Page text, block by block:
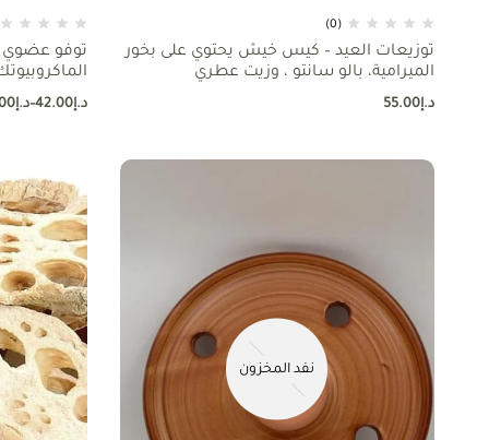
(0)
توزيعات العيد – كيس خيش يحتوي على بخور
الميرامية، بالو سانتو ، وزيت عطري
د.إ55.00
توفو عضوي -
د.إ42.00
–د.إ
نفد المخزون